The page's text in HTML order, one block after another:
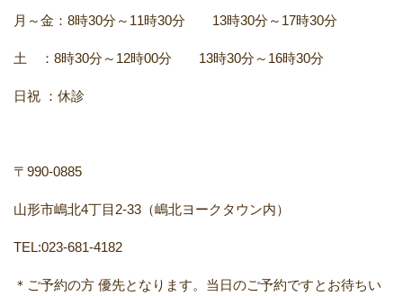
月～金：8時30分～11時30分 13時30分～17時30分
土 ：8時30分～12時00分 13時30分～16時30分
日祝 ：休診
〒990-0885
山形市嶋北4丁目2-33（嶋北ヨークタウン内）
TEL:023-681-4182
＊ご予約の方 優先となります。当日のご予約ですとお待ちい